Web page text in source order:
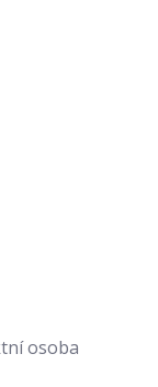
osoba